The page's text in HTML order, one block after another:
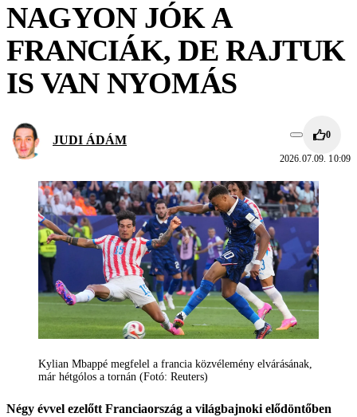
NAGYON JÓK A
FRANCIÁK, DE RAJTUK
IS VAN NYOMÁS
JUDI ÁDÁM 0
2026.07.09. 10:09
Kylian Mbappé megfelel a francia közvélemény elvárásának,
már hétgólos a tornán (Fotó: Reuters)
Négy évvel ezelőtt Franciaország a világbajnoki elődöntőben